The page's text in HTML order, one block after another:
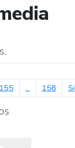
de búsqueda
155 ... 158